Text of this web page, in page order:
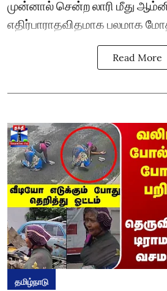
முன்னால் சென்ற லாரி மீது ஆம்னி
எதிர்பாராதவிதமாக பலமாக
Read More
தமிழ்நாடு